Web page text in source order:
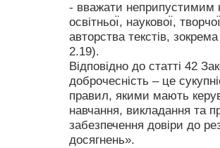
- вважати неприпустимим
освітньоı̈, науковоı̈,
авторства текстів,
2.19).
Відповідно до статті 42
доброчесність – це
правил, якими мають
навчання, викладання та
забезпечення довіри до
досягнень».